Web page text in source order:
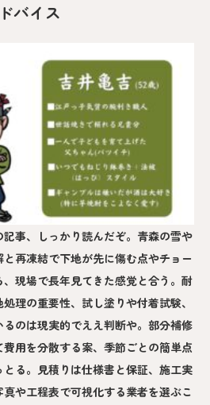
バイス
事、しっかり読んだぞ。青森の雪や
再凍結で下地が先に傷む点やチョー
現場で長年見てきた感覚と合う。耐
理の重要性、試し塗りや付着試験、
のは現実的でええ判断や。部分補修
用を分散する案、季節ごとの簡単点
る。見積りは仕様書と保証、施工実
や工程表で可視化する業者を選ぶこ